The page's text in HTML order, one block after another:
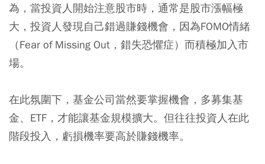
為，當投資人開始注意股市時，通常是股市漲幅極
大，投資人發現自己錯過賺錢機會，因為FOMO情緒
（Fear of Missing Out，錯失恐懼症）而積極加入市
場。
在此氛圍下，基金公司當然要掌握機會，多募集基
金、ETF，才能讓基金規模擴大。但往往投資人在此
階段投入，虧損機率要高於賺錢機率。